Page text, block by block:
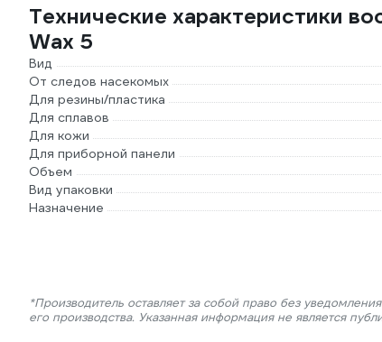
Технические характеристики
Wax 5
Вид
От следов насекомых
Для резины/пластика
Для сплавов
Для кожи
Для приборной панели
Объем
Вид упаковки
Назначение
*Производитель оставляет за собой право без
его производства. Указанная информация не является